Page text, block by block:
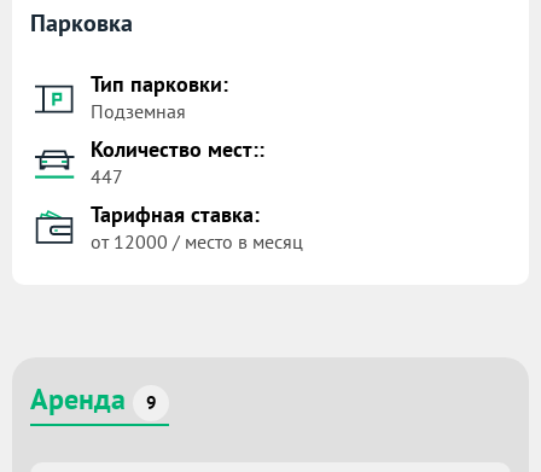
Парковка
Тип парковки:
Подземная
Количество мест::
447
Тарифная ставка:
от 12000 / место в месяц
Аренда 9